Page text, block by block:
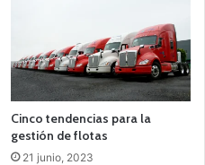
Cinco tendencias para la
gestión de flotas
21 junio, 2023